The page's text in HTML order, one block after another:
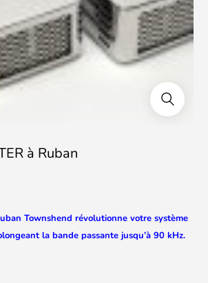
à Ruban
Townshend révolutionne votre système
la bande passante jusqu’à 90 kHz.